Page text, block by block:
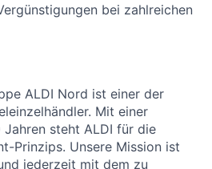
bei zahlreichen
ALDI Nord ist einer der
Mit einer
Jahren steht ALDI für die
Prinzips. Unsere Mission ist
jederzeit mit dem zu